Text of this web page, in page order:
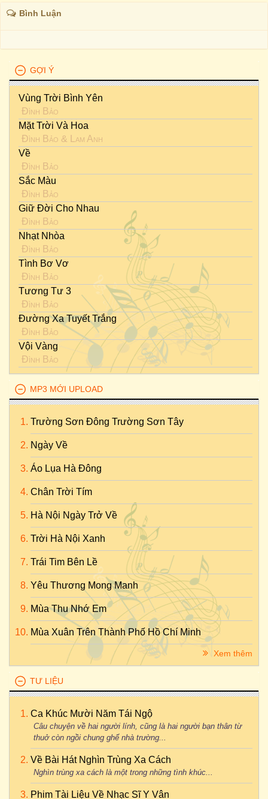
Bình Luận
GỢI Ý
Vùng Trời Bình Yên
Đình Bảo
Mặt Trời Và Hoa
Đình Bảo &
Lam Anh
Về
Đình Bảo
Sắc Màu
Đình Bảo
Giữ Đời Cho Nhau
Đình Bảo
Nhạt Nhòa
Đình Bảo
Tình Bơ Vơ
Đình Bảo
Tương Tư 3
Đình Bảo
Đường Xa Tuyết Trắng
Đình Bảo
Vội Vàng
Đình Bảo
MP3 MỚI UPLOAD
Trường Sơn Đông Trường Sơn Tây
Ngày Về
Áo Lụa Hà Đông
Chân Trời Tím
Hà Nội Ngày Trở Về
Trời Hà Nội Xanh
Trái Tim Bên Lề
Yêu Thương Mong Manh
Mùa Thu Nhớ Em
Mùa Xuân Trên Thành Phố Hồ Chí Minh
Xem thêm
TƯ LIỆU
Ca Khúc Mười Năm Tái Ngộ
Câu chuyện về hai người lính, cũng là hai người bạn thân từ
thuở còn ngồi chung ghế nhà trường...
Về Bài Hát Nghìn Trùng Xa Cách
Nghìn trùng xa cách là một trong những tình khúc...
Phim Tài Liệu Về Nhạc Sĩ Y Vân